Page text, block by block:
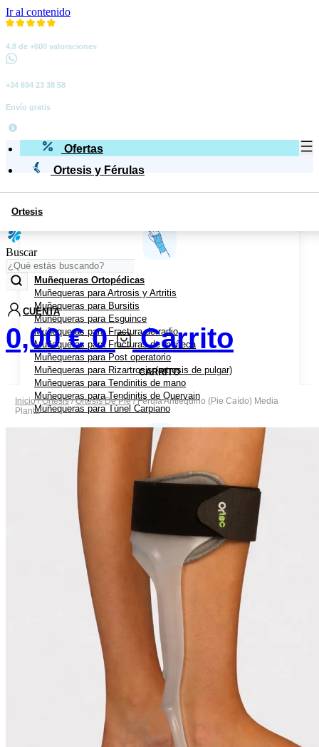
Ir al contenido
4,8 de +600 valoraciones
+34 694 23 38 58
Envío gratis
Ofertas
Ortesis y Férulas
Ortesis
Miembro Superior
Muñequeras Ortopédicas
Muñequeras para Artrosis y Artritis
Muñequeras para Bursitis
Muñequeras para Esguince
Muñequeras para Fractura de radio
Muñequeras para Fracturas de muñeca
Muñequeras para Post operatorio
Muñequeras para Rizartrosis (artrosis de pulgar)
Muñequeras para Tendinitis de mano
Muñequeras para Tendinitis de Quervain
Muñequeras para Túnel Carpiano
Coderas para Epicondilitis (codo de tenista)
Cabestrillos
Cabestrillos para Luxación de Hombro
Hombreras Ortopédicas
Miembro Inferior
Rodilleras Ortopedicas
Buscar
CUENTA
0,00€ 0 Carrito
CARRITO
Inicio/Ortesis/Ortesis De Pie/ Férula Antiequino (Pie Caído) Media
Planta